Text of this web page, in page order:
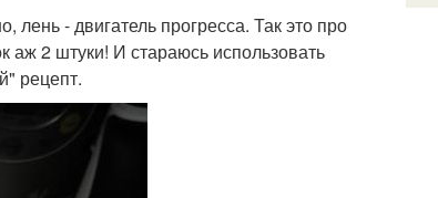
лень - двигатель прогресса. Так это про
аж 2 штуки! И стараюсь использовать
рецепт.